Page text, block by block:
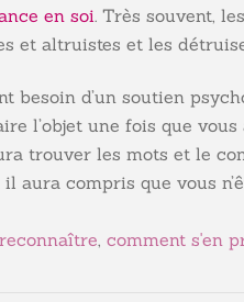
en soi. Très souvent,
et altruistes et les
besoin d’un soutien
l’objet une fois que
trouver les mots et le
aura compris que vous
, comment s'en